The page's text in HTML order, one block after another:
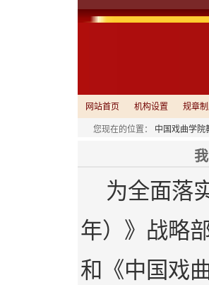
网站首页 机构设置 规章
您现在的位置： 中国戏曲学院
为全面落
年）》战略
和《中国戏